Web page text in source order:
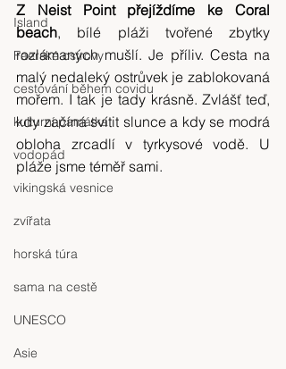
Island
Faerské ostrovy
cestování během covidu
kulturní památka
vodopád
vikingská vesnice
zvířata
horská túra
sama na cestě
UNESCO
Asie
Z Neist Point přejíždíme ke Coral
beach, bílé pláži tvořené zbytky
rozlámaných mušlí. Je příliv. Cesta na
malý nedaleký ostrůvek je zablokovaná
mořem. I tak je tady krásně. Zvlášť teď,
kdy začíná svítit slunce a kdy se modrá
obloha zrcadlí v tyrkysové vodě. U
pláže jsme téměř sami.